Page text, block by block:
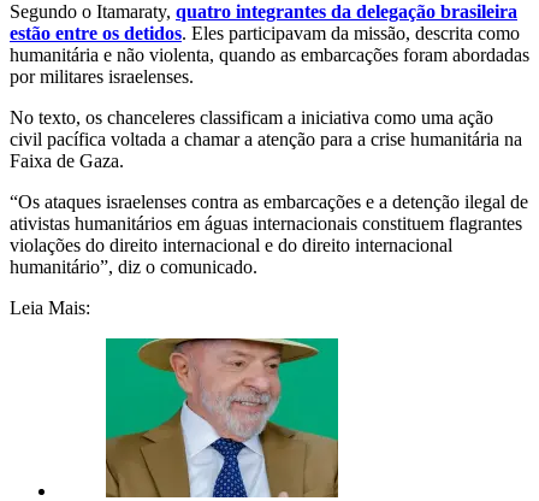
Segundo o Itamaraty, quatro integrantes da delegação brasileira
estão entre os detidos. Eles participavam da missão, descrita como
humanitária e não violenta, quando as embarcações foram abordadas
por militares israelenses.
No texto, os chanceleres classificam a iniciativa como uma ação
civil pacífica voltada a chamar a atenção para a crise humanitária na
Faixa de Gaza.
“Os ataques israelenses contra as embarcações e a detenção ilegal de
ativistas humanitários em águas internacionais constituem flagrantes
violações do direito internacional e do direito internacional
humanitário”, diz o comunicado.
Leia Mais: